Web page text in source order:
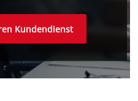
Kundendienst